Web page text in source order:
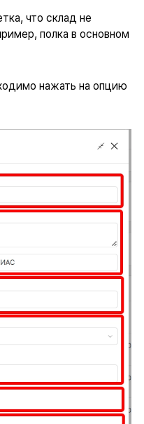
что склад не
полка в основном
нажать на опцию